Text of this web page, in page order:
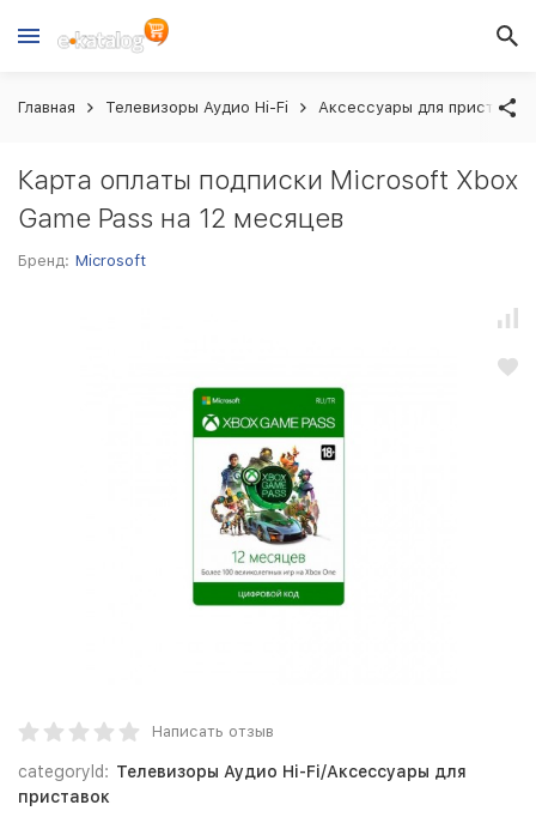
Главная Телевизоры Аудио Hi-Fi Аксессуары для приставок
Карта оплаты подписки Microsoft Xbox
Game Pass на 12 месяцев
Бренд: Microsoft
Написать отзыв
categoryId: Телевизоры Аудио Hi-Fi/Аксессуары для
приставок